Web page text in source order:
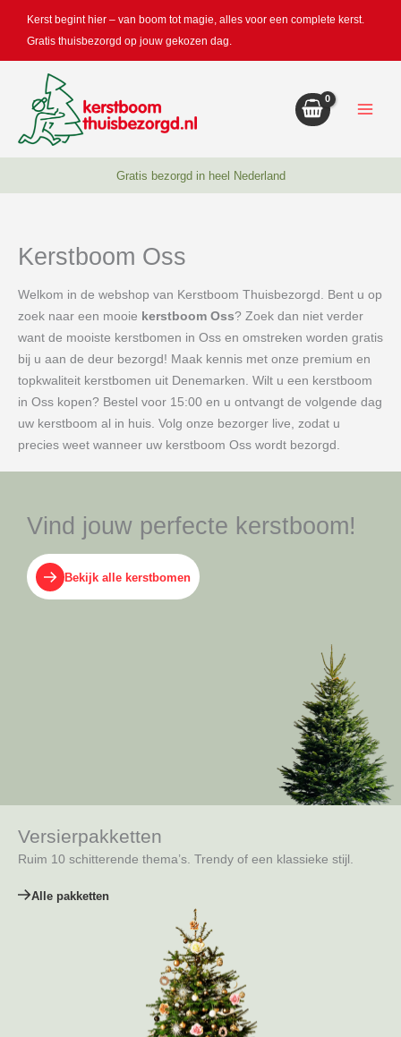
Kerst begint hier – van boom tot magie, alles voor een complete kerst.
Gratis thuisbezorgd op jouw gekozen dag.
Gratis bezorgd in heel Nederland
Kerstboom Oss
Welkom in de webshop van Kerstboom Thuisbezorgd. Bent u op
zoek naar een mooie kerstboom Oss? Zoek dan niet verder
want de mooiste kerstbomen in Oss en omstreken worden gratis
bij u aan de deur bezorgd! Maak kennis met onze premium en
topkwaliteit kerstbomen uit Denemarken. Wilt u een kerstboom
in Oss kopen? Bestel voor 15:00 en u ontvangt de volgende dag
uw kerstboom al in huis. Volg onze bezorger live, zodat u
precies weet wanneer uw kerstboom Oss wordt bezorgd.
Vind jouw perfecte kerstboom!
Bekijk alle kerstbomen
Versierpakketten
Ruim 10 schitterende thema’s. Trendy of een klassieke stijl.
Alle pakketten